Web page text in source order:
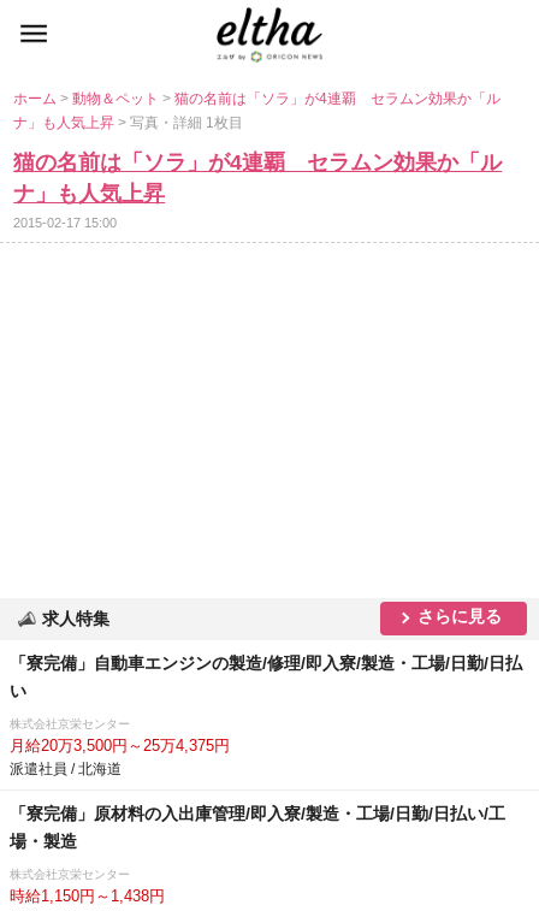
ホーム>動物＆ペット>猫の名前は「ソラ」が4連覇 セラムン効果か「ル
ナ」も人気上昇> 写真・詳細 1枚目
猫の名前は「ソラ」が4連覇 セラムン効果か「ル
ナ」も人気上昇
2015-02-17 15:00
求人特集 さらに見る
「寮完備」自動車エンジンの製造/修理/即入寮/製造・工場/日勤/日払
い
株式会社京栄センター
月給20万3,500円～25万4,375円
派遣社員 / 北海道
「寮完備」原材料の入出庫管理/即入寮/製造・工場/日勤/日払い/工
場・製造
株式会社京栄センター
時給1,150円～1,438円